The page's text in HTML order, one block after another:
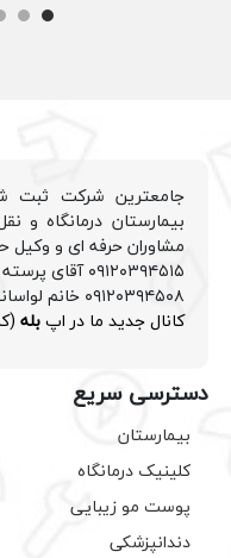
جامعترین شرکت ثبت
بیمارستان درمانگاه و
مشاوران حرفه ای و وکیل
۰۹۱۲۰۳۹۴۵۱۵ آقای پرسته
۰۹۱۲۰۳۹۴۵۰۸ خانم لواسانی
کانال جدید ما در اپبله
دسترسی سریع
بیمارستان
کلینیک درمانگاه
پوست مو زیبایی
دندانپزشکی